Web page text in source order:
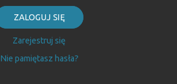
ZALOGUJ SIĘ
Zarejestruj się
Nie pamiętasz hasła?